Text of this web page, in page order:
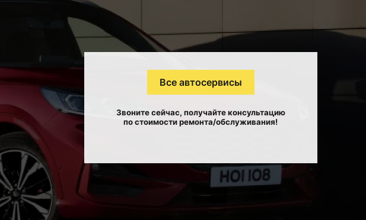
Все автосервисы
Звоните сейчас, получайте консультацию
по стоимости ремонта/обслуживания!